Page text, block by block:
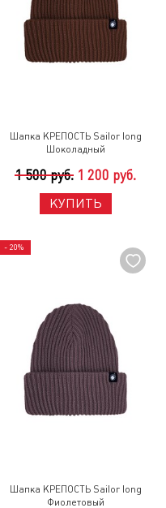
Шапка КРЕПОСТЬ Sailor long
Шоколадный
1 500 руб. 1 200 руб.
КУПИТЬ
- 20%
Шапка КРЕПОСТЬ Sailor long
Фиолетовый